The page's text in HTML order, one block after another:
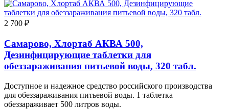
2 700 ₽
Самарово, Хлортаб АКВА 500,
Дезинфицирующие таблетки для
обеззараживания питьевой воды, 320 табл.
Доступное и надежное средство российского производства
для обеззараживания питьевой воды. 1 таблетка
обеззараживает 500 литров воды.